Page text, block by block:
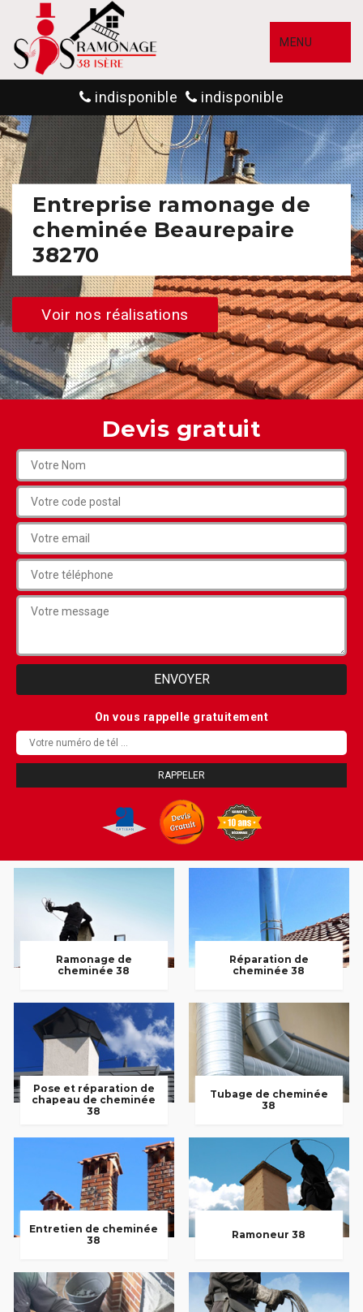
MENU
indisponible indisponible
Entreprise ramonage de
cheminée Beaurepaire
38270
Voir nos réalisations
Devis gratuit
On vous rappelle gratuitement
Ramonage de
cheminée 38
Réparation de
cheminée 38
Pose et réparation de
chapeau de cheminée
38
Tubage de cheminée
38
Entretien de cheminée
38
Ramoneur 38